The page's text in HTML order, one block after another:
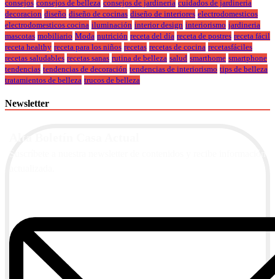
consejos consejos de belleza consejos de jardineria cuidados de jardineria
decoracion diseño diseño de cocinas diseño de interiores electrodomesticos
electrodomesticos cocina iluminación interior design interiorismo jardineria
mascotas mobiliario Moda nutrición receta del día receta de postres receta fácil
receta healthy receta para los niños recetas recetas de cocina recetasfáciles
recetas saludables recetas sanas rutina de belleza salud smarthome smartphone
tendencias tendencias de decoración tendencias de interiorismo tips de belleza
tratamientos de belleza trucos de belleza
Newsletter